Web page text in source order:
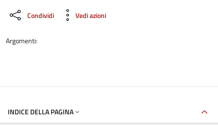
Condividi Vedi azioni
Argomenti:
INDICE DELLA PAGINA